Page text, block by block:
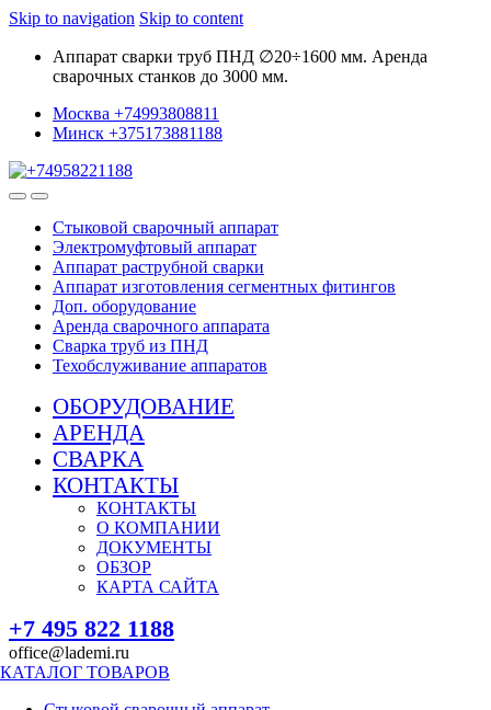
Skip to navigation Skip to content
Аппарат сварки труб ПНД ∅20÷1600 мм. Аренда
сварочных станков до 3000 мм.
Москва +74993808811
Минск +375173881188
Стыковой сварочный аппарат
Электромуфтовый аппарат
Аппарат раструбной сварки
Аппарат изготовления сегментных фитингов
Доп. оборудование
Аренда сварочного аппарата
Сварка труб из ПНД
Техобслуживание аппаратов
ОБОРУДОВАНИЕ
АРЕНДА
СВАРКА
КОНТАКТЫ
КОНТАКТЫ
О КОМПАНИИ
ДОКУМЕНТЫ
ОБЗОР
КАРТА САЙТА
+7 495 822 1188
office@lademi.ru
КАТАЛОГ ТОВАРОВ